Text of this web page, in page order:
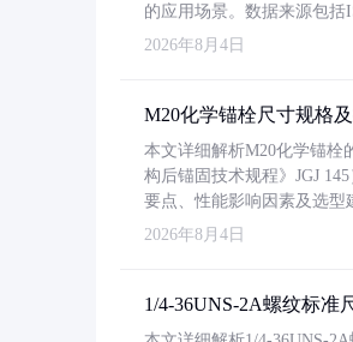
的应用场景。数据来源包括
2026年8月4日
M20化学锚栓尺寸规格
本文详细解析M20化学锚栓
构后锚固技术规程》JGJ
要点、性能影响因素及选型
2026年8月4日
1/4-36UNS-2A螺纹标准